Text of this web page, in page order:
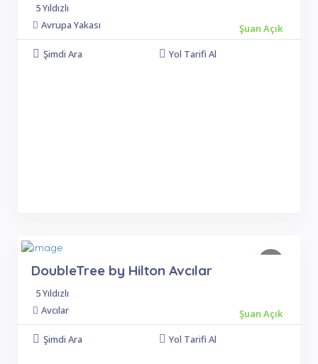
5 Yıldızlı
Avrupa Yakası
Şuan Açık
Şimdi Ara
Yol Tarifi Al
DoubleTree by Hilton Avcılar
5 Yıldızlı
Avcılar
Şuan Açık
Şimdi Ara
Yol Tarifi Al